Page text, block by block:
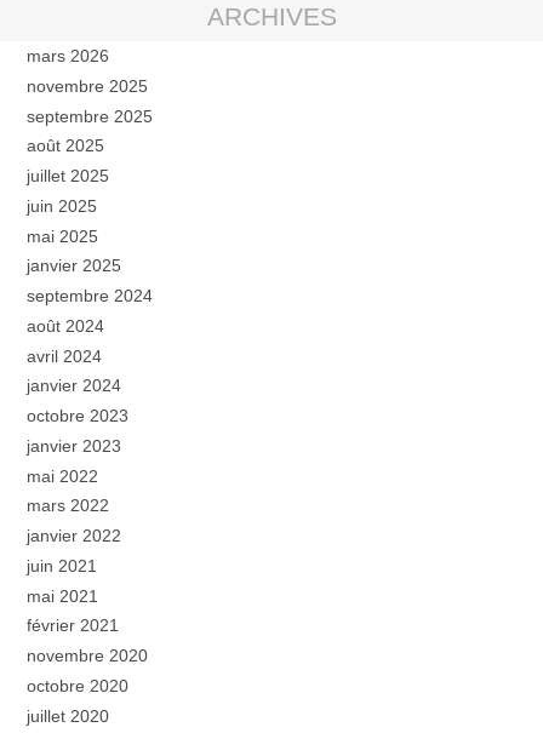
ARCHIVES
mars 2026
novembre 2025
septembre 2025
août 2025
juillet 2025
juin 2025
mai 2025
janvier 2025
septembre 2024
août 2024
avril 2024
janvier 2024
octobre 2023
janvier 2023
mai 2022
mars 2022
janvier 2022
juin 2021
mai 2021
février 2021
novembre 2020
octobre 2020
juillet 2020